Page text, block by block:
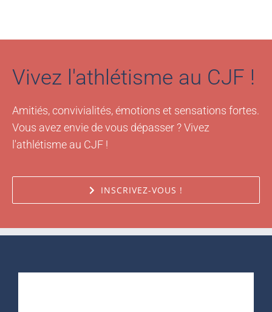
Vivez l'athlétisme au CJF !
Vous avez envie de vous dépasser ? Vivez
l'athlétisme au CJF !
INSCRIVEZ-VOUS !